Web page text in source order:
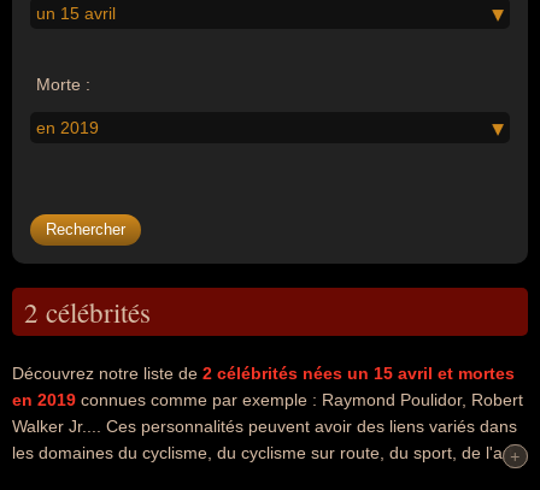
un 15 avril
Morte :
en 2019
2 célébrités
Découvrez notre liste de 2 célébrités nées un 15 avril et mortes
en 2019 connues comme par exemple : Raymond Poulidor, Robert
Walker Jr.... Ces personnalités peuvent avoir des liens variés dans
les domaines du cyclisme, du cyclisme sur route, du sport, de l'art+
+